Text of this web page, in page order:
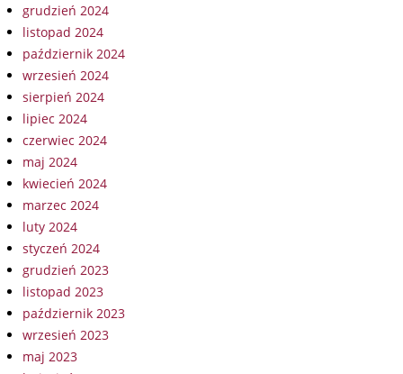
grudzień 2024
listopad 2024
październik 2024
wrzesień 2024
sierpień 2024
lipiec 2024
czerwiec 2024
maj 2024
kwiecień 2024
marzec 2024
luty 2024
styczeń 2024
grudzień 2023
listopad 2023
październik 2023
wrzesień 2023
maj 2023